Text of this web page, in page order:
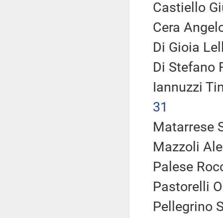
Castiello
Cera
Di Gioia
Di Stefano
Iannuzzi
31
Matarrese
Mazzoli
Palese
Pastorelli
Pellegrino